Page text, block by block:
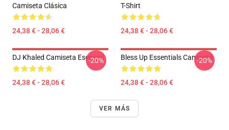
Camiseta Clásica
24,38 € - 28,06 €
T-Shirt
24,38 € - 28,06 €
DJ Khaled Camiseta Esencial
24,38 € - 28,06 €
-20% Bless Up Essentials Camiseta
24,38 € - 28,06 €
-20%
VER MÁS